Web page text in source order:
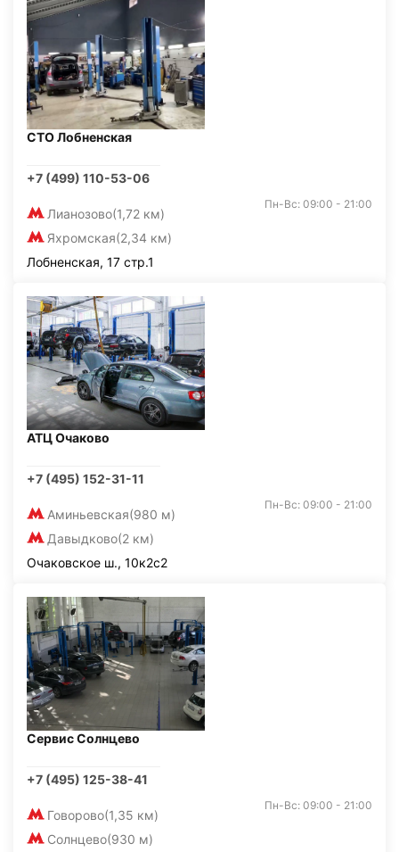
СТО Лобненская
+7 (499) 110-53-06
Лианозово(1,72 км)
Яхромская(2,34 км)
Пн-Вс: 09:00 - 21:00
Лобненская, 17 стр.1
АТЦ Очаково
+7 (495) 152-31-11
Аминьевская(980 м)
Давыдково(2 км)
Пн-Вс: 09:00 - 21:00
Очаковское ш., 10к2с2
Сервис Солнцево
+7 (495) 125-38-41
Говорово(1,35 км)
Солнцево(930 м)
Пн-Вс: 09:00 - 21:00